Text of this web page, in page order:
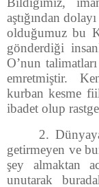
aştığından
olduğumuz bu
gönderdiği
O’nun
emretmiştir.
kurban kesme
ibadet olup
2.
getirmeyen ve
şey almaktan
unutarak